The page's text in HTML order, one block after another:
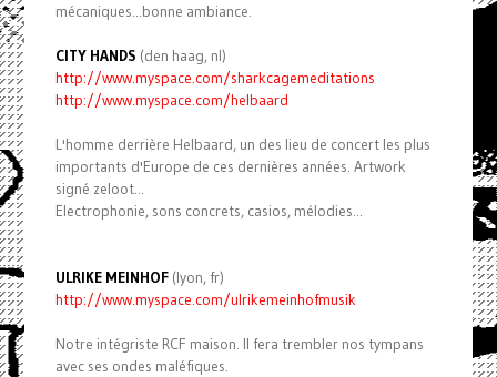
mécaniques...bonne ambiance.
CITY HANDS (den haag, nl)
http://www.myspace.com/sharkcagemeditations
http://www.myspace.com/helbaard
L'homme derrière Helbaard, un des lieu de concert les plus
importants d'Europe de ces dernières années. Artwork
signé zeloot...
Electrophonie, sons concrets, casios, mélodies...
ULRIKE MEINHOF(lyon, fr)
http://www.myspace.com/ulrikemeinhofmusik
Notre intégriste RCF maison. Il fera trembler nos tympans
avec ses ondes maléfiques.